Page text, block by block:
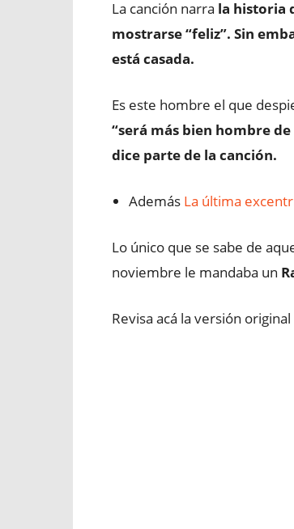
La canción narra la historia
mostrarse “feliz”. Sin
está casada.
Es este hombre el que
“será más bien hombre
dice parte de la canción.
Además La última
Lo único que se sabe de
noviembre le mandaba un
Revisa acá la versión original